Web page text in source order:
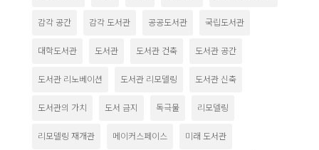
감각 공간 감각 도서관 공공도서관 국립도서관
대학도서관 도서관 도서관 건축 도서관 공간
도서관 리노베이션 도서관 리모델링 도서관 신축
도서관의 가치 도서 금지 독극물 리모델링
리모델링 재개관 메이커스페이스 미래 도서관